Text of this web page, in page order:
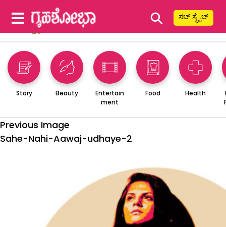
⚲ ಸಬ್ ಸ್ಕ್ರೈಬ್
Story Beauty
Entertain
ment
Food Health
Previous Image
Sahe-Nahi-Aawaj-udhaye-2